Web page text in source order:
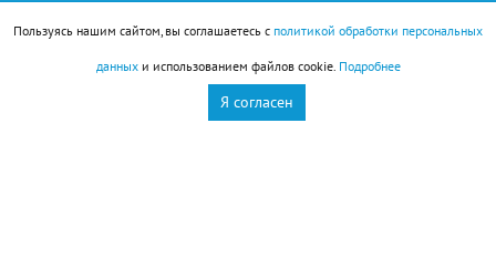
История города
В 1930 году Новороссийск стал городом краевого
Пользуясь нашим сайтом, вы соглашаетесь с политикой обработки персональных
данныхи использованием файлов cookie. Подробнее
Я согласен